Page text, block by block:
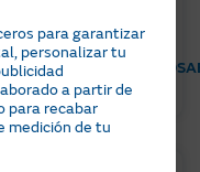
AHORRO ENERGÉTICO
para garantizar
personalizar tu
a partir de
para recabar
medición de tu